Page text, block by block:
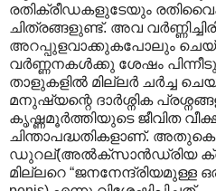
രതിക്രീഡകളുടേയും
ചിത്രങ്ങളുണ്ട്. അവ
അറപ്പുളവാക്കുകപോലും
വര്‍ണ്ണനകള്‍ക്കു ശേഷം പിന്നീടു
താളുകളില്‍ മില്ലര്‍ ചര്‍ച്ച
മനുഷ്യന്റെ ദാര്‍ശ്നിക
കൃഷ്ണമൂര്‍ത്തിയുടെ ജീവിത
ചിന്താപദ്ധതികളാ‍ണ്.
ഡുറല്(അല്‍ക്സാന്‍ഡ്രിയ
മില്ലറെ “ജന‍നേന്ദ്രിയമുള്ള ഒരു